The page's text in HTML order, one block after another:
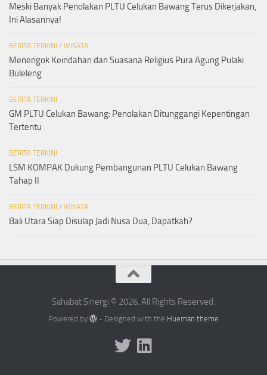
Meski Banyak Penolakan PLTU Celukan Bawang Terus Dikerjakan,
Ini Alasannya!
BERITA TERKINI / WISATA
Menengok Keindahan dan Suasana Religius Pura Agung Pulaki
Buleleng
BERITA TERKINI
GM PLTU Celukan Bawang: Penolakan Ditunggangi Kepentingan
Tertentu
BERITA TERKINI
LSM KOMPAK Dukung Pembangunan PLTU Celukan Bawang
Tahap II
BERITA TERKINI / WISATA
Bali Utara Siap Disulap Jadi Nusa Dua, Dapatkah?
Sahabat Sinergi © 2026. All Rights Reserved.
Powered by - Designed with the Hueman theme